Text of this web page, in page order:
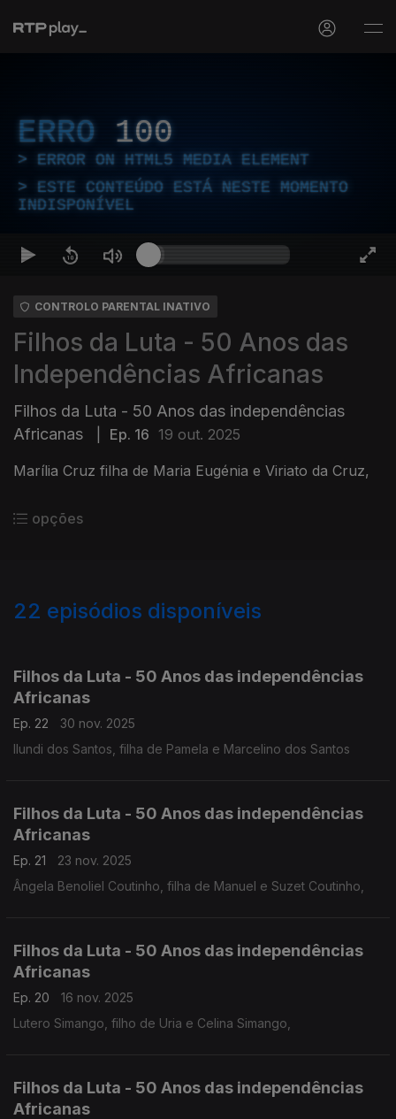
ERRO 100
ERROR ON HTML5 MEDIA ELEMENT
ESTE CONTEÚDO ESTÁ NESTE MOMENTO
INDISPONÍVEL
CONTROLO PARENTAL INATIVO
Filhos da Luta - 50 Anos das
Independências Africanas
Filhos da Luta - 50 Anos das independências
Africanas
Ep. 16 19 out. 2025
Marília Cruz filha de Maria Eugénia e Viriato da Cruz,
opções
22 episódios disponíveis
Filhos da Luta - 50 Anos das independências
Africanas
Ep. 22
30 nov. 2025
Ilundi dos Santos, filha de Pamela e Marcelino dos Santos
Filhos da Luta - 50 Anos das independências
Africanas
Ep. 21
23 nov. 2025
Ângela Benoliel Coutinho, filha de Manuel e Suzet Coutinho,
Filhos da Luta - 50 Anos das independências
Africanas
Ep. 20
16 nov. 2025
Lutero Simango, filho de Uria e Celina Simango,
Filhos da Luta - 50 Anos das independências
Africanas